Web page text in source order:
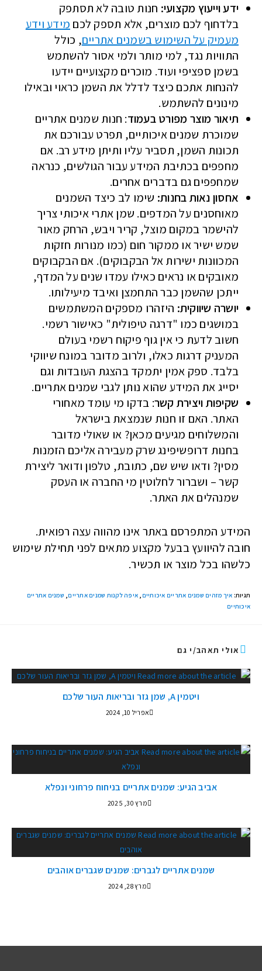
ידע וייעוץ מקצועי: חנות טובה לא תסתפק
בלדחוף לכם מוצרים, אלא תספק לכם מידע וידע
מעמיק על השימוש בשמנים אתריים, כולל
התוויות נגד, למי מותר ולמי אסור להשתמש
בשמן ספציפי ועוד. מוכרים מקצועיים יידעו
להנחות אתכם כיצד לדלל את השמן כראוי ובאילו
מינונים להשתמש.
תיאור מוצר מפורט בעמוד: חנות שמנים אתריים
שמוכרת שמנים איכותיים, תפרט עבורכם את
תכונות השמן, תסביר עליו ותיתן מידע רב. אם
מחפפים בכתיבת המידע עבור הגולשים, כנראה
שמחפפים גם בדברים אחרים.
אחסון נאות בחנות: שימו לב כיצד השמנים
מאוחסנים על המדפים. שמן אתרי איכותי צריך
להישמר במקום מוצל, קריר ויבש, הרחק מאור
שמש ישיר או ממקור חום (כמו מנורות חזקות
המכוונות ישירות אל הבקבוקים). אם הבקבוקים
מאובקים או נראים כאילו עמדו שנים על המדף,
ייתכן שהשמן כבר התחמצן ואיבד מיעילותו.
יושרה שיווקית: היזהרו מספקים המשתמשים
במושגים כמו "דרגה טיפולית" כאישור רשמי.
חשוב לדעת כי אין גוף פיקוח רשמי בעולם
המעניק דרגות כאלו, ולרוב מדובר במונח שיווקי
בלבד. ספק אמין יתמקד בהצגת העובדות וגם
יסייג את המידע שהוא נותן לגבי שמנים אתריים.
שקיפות ויצירת קשר: בדקו מי עומד מאחורי
האתר. האם זו חנות שנמצאת בישראל
והמשלוחים מגיעים מכאן? או שאולי מדובר
בחנות דרופשיפינג שרק מעבירה אליכם הזמנות
מסין? ודאו שיש שם, כתובת, טלפון ודואר ליצירת
קשר – ושברור לחלוטין מי החברה או העסק
שמנהלים את האתר.
המידע המתפרסם באתר אינו מהווה עצה רפואית.
חובה להיוועץ בבעל מקצוע מתאים לפני תחילת שימוש
כלשהו בכל מוצר או תכשיר.
תגיות: איך מזהים שמנים אתריים איכותיים , איפה לקנות שמנים אתריים, שמנים אתריים
איכותיים
אולי תאהב/י גם
ויטמין A, שמן גזר ובריאות העור שלכם
אפריל 10, 2024
אביב הגיע: שמנים אתריים בניחוח פרחוני ונפלא
מרץ 30, 2025
שמנים אתריים לגברים: שמנים שגברים אוהבים
מרץ 28, 2024